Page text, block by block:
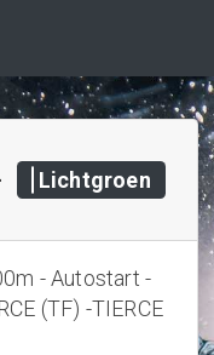
Lichtgroen
- Autostart -
(TF) -TIERCE